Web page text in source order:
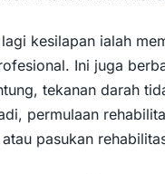
kesilapan ialah
Ini juga
tekanan darah
permulaan
pasukan